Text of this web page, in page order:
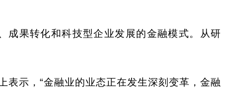
成果转化和科技型企业发展的金融模式。从研
表示，“金融业的业态正在发生深刻变革，金融